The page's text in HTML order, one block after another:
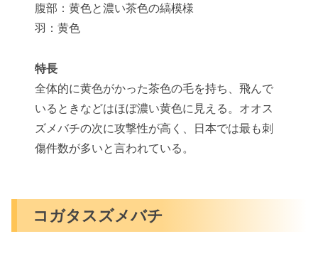
腹部：黄色と濃い茶色の縞模様
羽：黄色
特長
全体的に黄色がかった茶色の毛を持ち、飛んで
いるときなどはほぼ濃い黄色に見える。オオス
ズメバチの次に攻撃性が高く、日本では最も刺
傷件数が多いと言われている。
コガタスズメバチ